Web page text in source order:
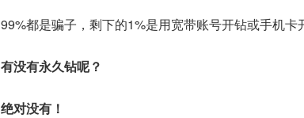
99%都是骗子，剩下的1%是用宽带账号开钻或手机卡
有没有永久钻呢？
绝对没有！